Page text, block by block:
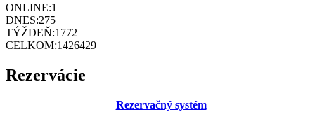
ONLINE:1
DNES:275
TÝŽDEŇ:1772
CELKOM:1426429
Rezervácie
Rezervačný systém